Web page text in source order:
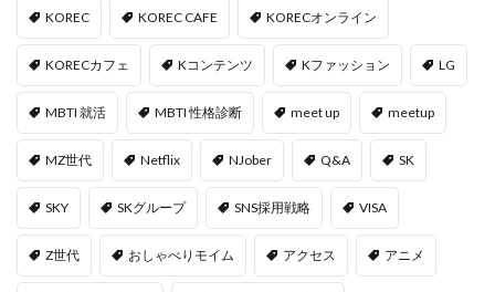
KOREC KOREC CAFE KORECオンライン
KORECカフェ Kコンテンツ Kファッション LG
MBTI 就活 MBTI 性格診断 meet up meetup
MZ世代 Netflix NJober Q&A SK
SKY SKグループ SNS採用戦略 VISA
Z世代 おしゃべりモイム アクセス アニメ